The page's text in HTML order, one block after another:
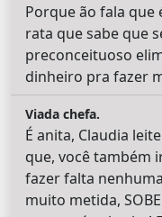
Porque ão fala que
rata que sabe que
preconceituoso
dinheiro pra fazer
Viada chefa.
É anita, Claudia
que, você também
fazer falta
muito metida,